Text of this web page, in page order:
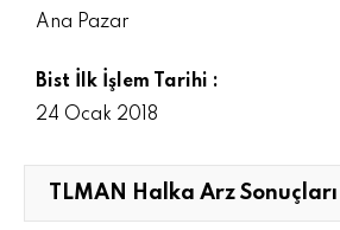
Ana Pazar
Bist İlk İşlem Tarihi :
24 Ocak 2018
TLMAN Halka Arz Sonuçları